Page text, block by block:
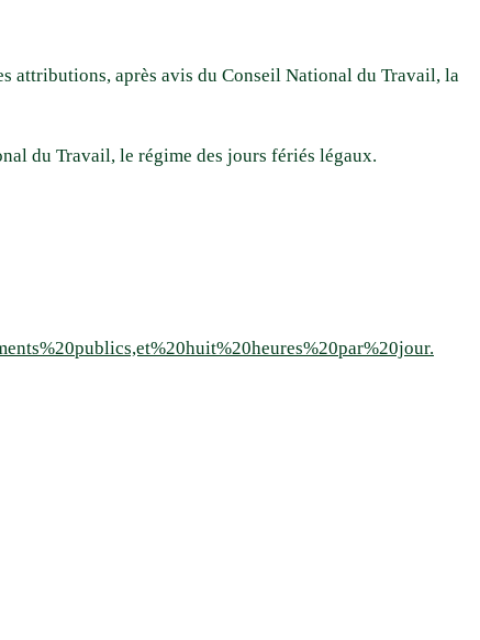
attributions, après avis du Conseil National du Travail, la
du Travail, le régime des jours fériés légaux.